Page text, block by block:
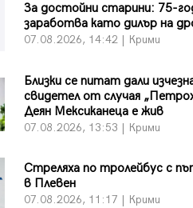
За достойни старини: 75-
заработва като дилър на
07.08.2026, 14:42 | Крими
Близки се питат дали
свидетел от случая
Деян Мексиканеца е жив
07.08.2026, 13:53 | Крими
Стреляха по тролейбус с
в Плевен
07.08.2026, 11:17 | Крими